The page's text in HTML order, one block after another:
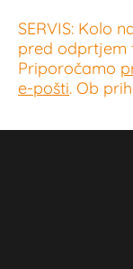
SERVIS: Kolo
pred odprtjem
Priporočamo
e-pošti. Ob